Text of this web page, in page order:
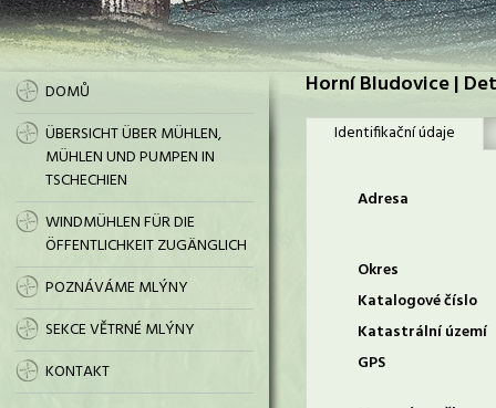
DOMŮ
ÜBERSICHT ÜBER MÜHLEN,
MÜHLEN UND PUMPEN IN
TSCHECHIEN
WINDMÜHLEN FÜR DIE
ÖFFENTLICHKEIT ZUGÄNGLICH
POZNÁVÁME MLÝNY
SEKCE VĚTRNÉ MLÝNY
KONTAKT
Horní Bludovice |
Identifikační údaje
Adresa
Okres
Katalogové číslo
Katastrální území
GPS